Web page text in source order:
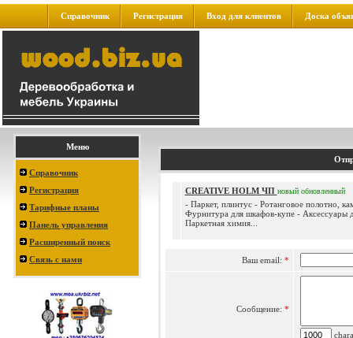
Справочник Регистрация Вход для клиентов Доска
Меню
Справочник
Регистрация
Тарифные планы
Панель управления
Расширенный поиск
Связь с нами
CREATIVE HOLM ЧП новый обновленный
- Паркет, плинтус - Ротанговое полотно,
Фурнитура для шкафов-купе - Аксессуары
Паркетная химия...
Ваш email: *
Сообщение: *